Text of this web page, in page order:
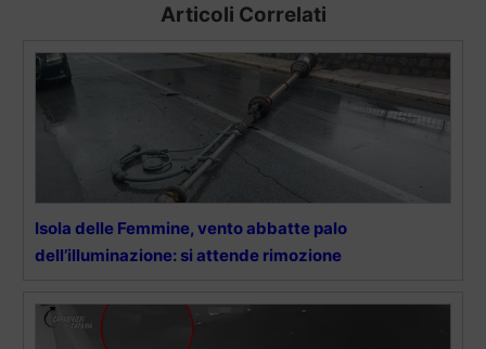
Articoli Correlati
Isola delle Femmine, vento abbatte palo
dell’illuminazione: si attende rimozione